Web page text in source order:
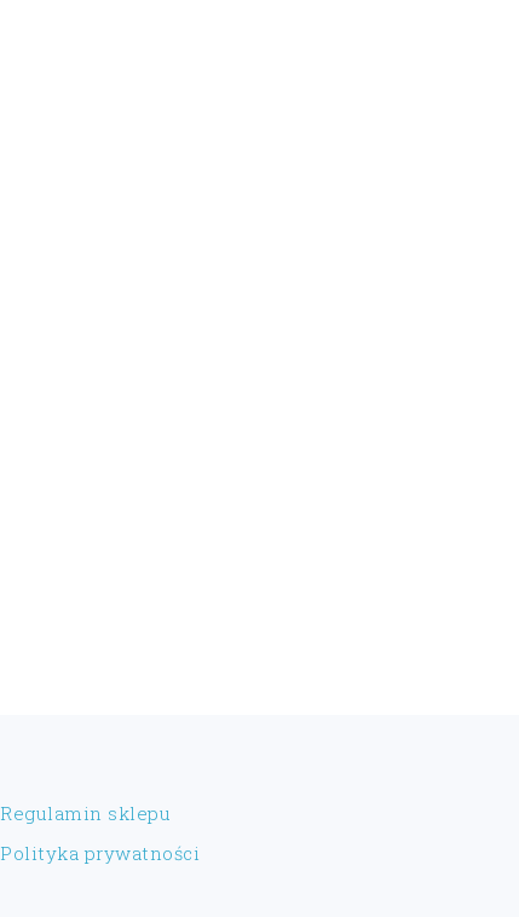
Regulamin sklepu
Polityka prywatności